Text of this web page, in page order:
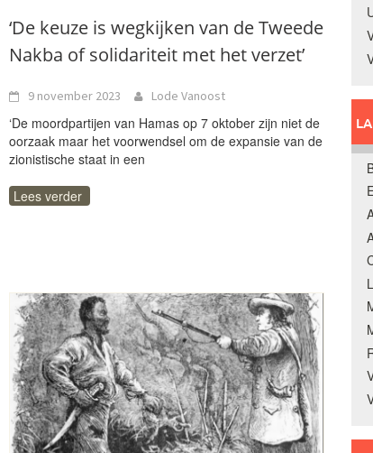
‘De keuze is wegkijken van de Tweede
Nakba of solidariteit met het verzet’
9 november 2023 Lode Vanoost
‘De moordpartijen van Hamas op 7 oktober zijn niet de
oorzaak maar het voorwendsel om de expansie van de
zionistische staat in een
Lees verder